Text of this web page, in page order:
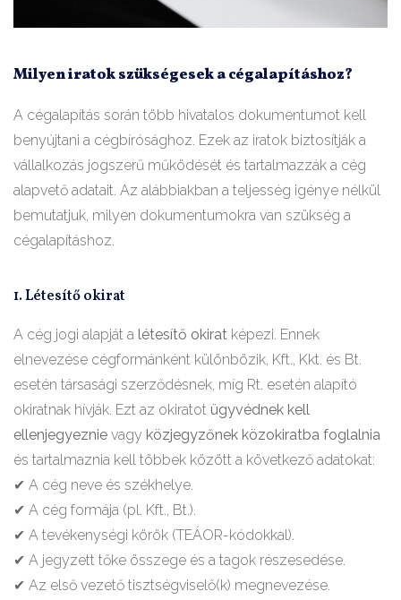
Milyen iratok szükségesek a cégalapításhoz?
A cégalapítás során több hivatalos dokumentumot kell
benyújtani a cégbírósághoz. Ezek az iratok biztosítják a
vállalkozás jogszerű működését és tartalmazzák a cég
alapvető adatait. Az alábbiakban a teljesség igénye nélkül
bemutatjuk, milyen dokumentumokra van szükség a
cégalapításhoz.
1. Létesítő okirat
A cég jogi alapját a létesítő okirat képezi. Ennek
elnevezése cégformánként különbözik, Kft., Kkt. és Bt.
esetén társasági szerződésnek, míg Rt. esetén alapító
okiratnak hívják. Ezt az okiratot ügyvédnek kell
ellenjegyeznie vagy közjegyzőnek közokiratba foglalnia
és tartalmaznia kell többek között a következő adatokat:
✔ A cég neve és székhelye.
✔ A cég formája (pl. Kft., Bt.).
✔ A tevékenységi körök (TEÁOR-kódokkal).
✔ A jegyzett tőke összege és a tagok részesedése.
✔ Az első vezető tisztségviselő(k) megnevezése.